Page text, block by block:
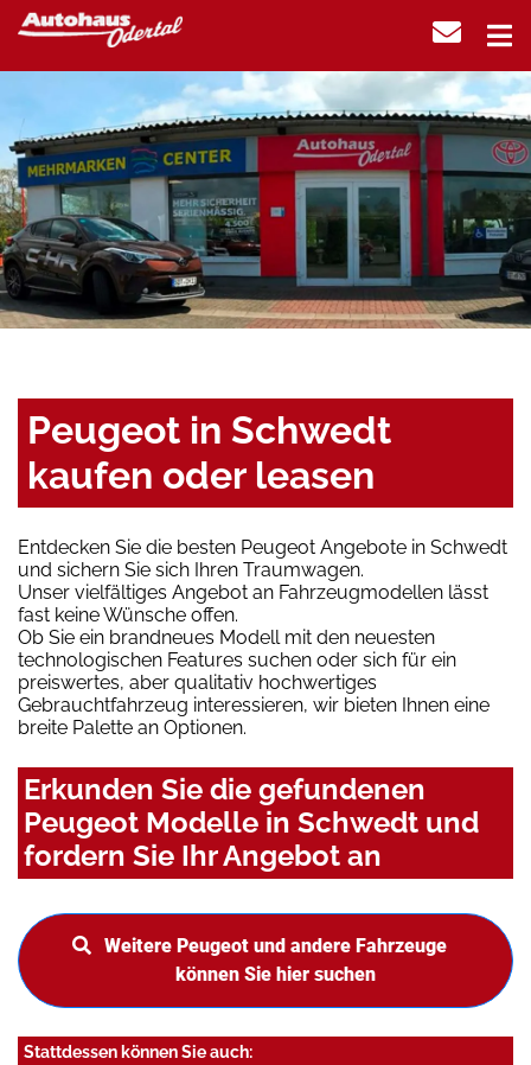
Peugeot in Schwedt
kaufen oder leasen
Entdecken Sie die besten Peugeot Angebote in Schwedt
und sichern Sie sich Ihren Traumwagen.
Unser vielfältiges Angebot an Fahrzeugmodellen lässt
fast keine Wünsche offen.
Ob Sie ein brandneues Modell mit den neuesten
technologischen Features suchen oder sich für ein
preiswertes, aber qualitativ hochwertiges
Gebrauchtfahrzeug interessieren, wir bieten Ihnen eine
breite Palette an Optionen.
Erkunden Sie die gefundenen
Peugeot Modelle in Schwedt und
fordern Sie Ihr Angebot an
Weitere Peugeot und andere Fahrzeuge
können Sie hier suchen
Stattdessen können Sie auch: